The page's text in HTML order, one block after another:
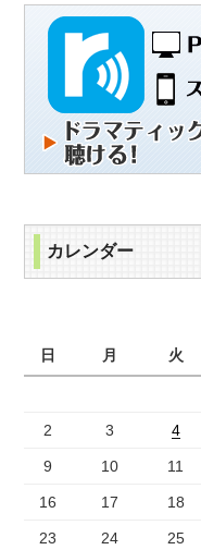
カレンダー
日
月 火
2 3 4
9 10 11
16 17 18
23 24 25